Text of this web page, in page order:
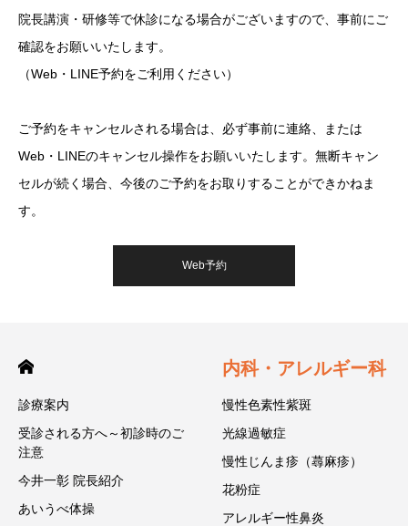
院長講演・研修等で休診になる場合がございますので、事前にご
確認をお願いいたします。
（Web・LINE予約をご利用ください）
ご予約をキャンセルされる場合は、必ず事前に連絡、または
Web・LINEのキャンセル操作をお願いいたします。無断キャン
セルが続く場合、今後のご予約をお取りすることができかねま
す。
Web予約
診療案内
受診される方へ～初診時のご
注意
今井一彰 院長紹介
あいうべ体操
内科・アレルギー科
慢性色素性紫斑
光線過敏症
慢性じんま疹（蕁麻疹）
花粉症
アレルギー性鼻炎